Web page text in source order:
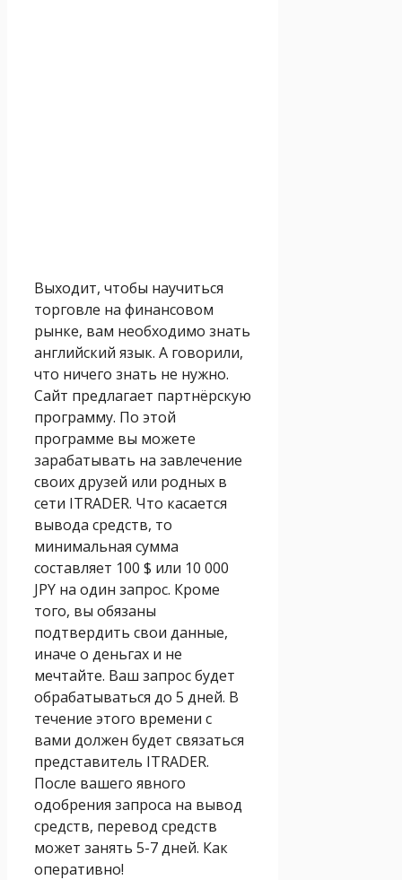
Выходит, чтобы научиться
торговле на финансовом
рынке, вам необходимо знать
английский язык. А говорили,
что ничего знать не нужно.
Сайт предлагает партнёрскую
программу. По этой
программе вы можете
зарабатывать на завлечение
своих друзей или родных в
сети ITRADER. Что касается
вывода средств, то
минимальная сумма
составляет 100 $ или 10 000
JPY на один запрос. Кроме
того, вы обязаны
подтвердить свои данные,
иначе о деньгах и не
мечтайте. Ваш запрос будет
обрабатываться до 5 дней. В
течение этого времени с
вами должен будет связаться
представитель ITRADER.
После вашего явного
одобрения запроса на вывод
средств, перевод средств
может занять 5-7 дней. Как
оперативно!